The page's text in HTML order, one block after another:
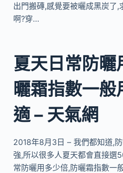
出門搬磚,感覺要被曬成黑炭了,
啊?穿…
夏天日常防曬
曬霜指數一
適 – 天氣網
2018年8月3日 – 我們都知道,
強,所以很多人夏天都會直接選
常防曬用多少倍,防曬霜指數一